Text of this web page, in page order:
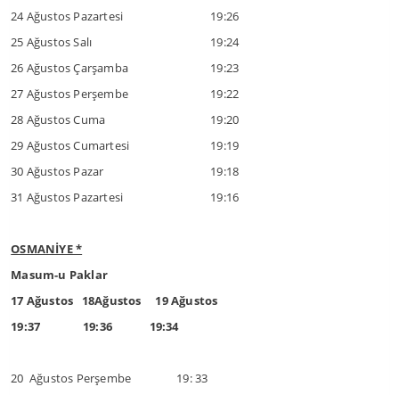
24 Ağustos Pazartesi
19:26
25 Ağustos Salı
19:24
26 Ağustos Çarşamba
19:23
27 Ağustos Perşembe
19:22
28 Ağustos Cuma
19:20
29 Ağustos Cumartesi
19:19
30 Ağustos Pazar
19:18
31 Ağustos Pazartesi
19:16
OSMANİYE *
Masum-u Paklar
17 Ağustos 18Ağustos 19 Ağustos
19:37 19:36 19:34
20 Ağustos Perşembe 19: 33